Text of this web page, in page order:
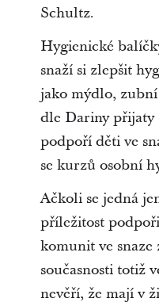
Schultz.
Hygienické
snaží si zlepšit
jako mýdlo,
dle Dariny přijaty
podpoří děti ve
se kurzů osobní
Ačkoli se jedná
příležitost
komunit ve snaze
současnosti totiž
nevěří, že mají v